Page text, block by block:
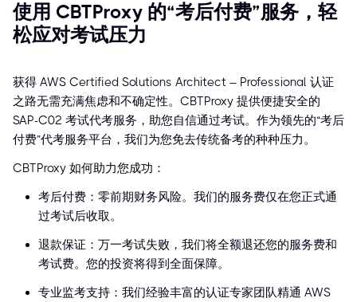
使用 CBTProxy 的“考后付费”服务，轻
松应对考试压力
获得 AWS Certified Solutions Architect – Professional 认证
之路无需充满焦虑和不确定性。CBTProxy 提供便捷安全的
SAP-C02 考试代考服务，助您自信通过考试。作为领先的“考后
付费”代考服务平台，我们为您免去传统备考的种种压力。
CBTProxy 如何助力您成功：
考后付费：零前期财务风险。我们的服务费仅在您正式通
过考试后收取。
退款保证：万一考试失败，我们将全额退还您的服务费和
考试费。您的投资将得到全面保障。
专业监考支持：我们经验丰富的认证专家团队精通 AWS